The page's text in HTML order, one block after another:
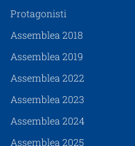
Protagonisti
Assemblea 2018
Assemblea 2019
Assemblea 2022
Assemblea 2023
Assemblea 2024
Assemblea 2025